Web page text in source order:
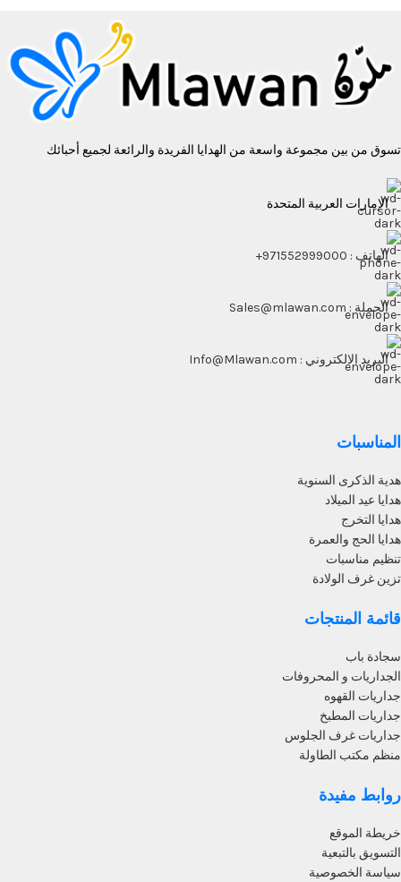
تسوق من بين مجموعة واسعة من الهدايا الفريدة والرائعة لجميع أحبائك
الإمارات العربية المتحدة
الهاتف : 971552999000+
الجملة : Sales@mlawan.com
البريد الالكتروني : Info@Mlawan.com
المناسبات
هدية الذكرى السنوية
هدايا عيد الميلاد
هدايا التخرج
هدايا الحج والعمرة
تنظيم مناسبات
تزين غرف الولادة
قائمة المنتجات
سجادة باب
الجداريات و المحروفات
جداريات القهوه
جداريات المطبخ
جداريات غرف الجلوس
منظم مكتب الطاولة
روابط مفيدة
خريطة الموقع
التسويق بالتبعية
سياسة الخصوصية